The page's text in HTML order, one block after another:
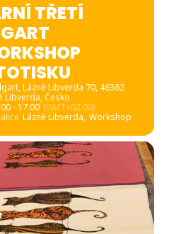
TŘETÍ
, Lázně Libverda 70, 46362
Libverda, Česko
- 17.00 (GMT+02:00)
Lázně Libverda, Workshop